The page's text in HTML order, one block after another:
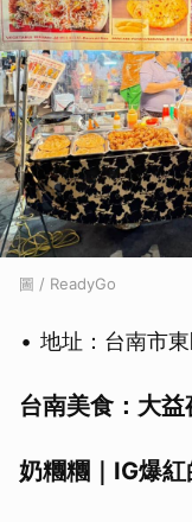
圖 / ReadyGo
地址：台南市
台南美食：大
奶糰糰｜IG爆